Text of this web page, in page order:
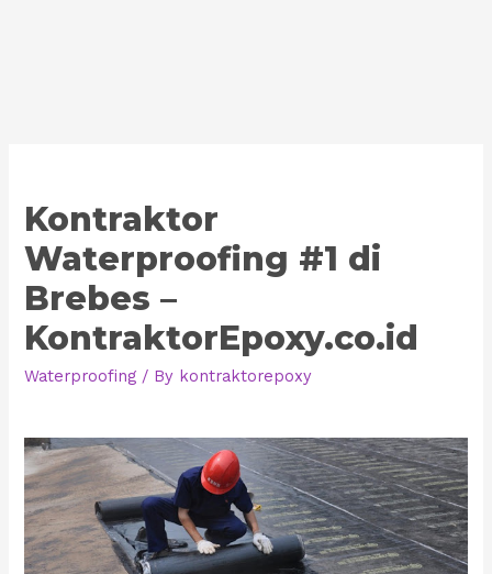
Kontraktor
Waterproofing #1 di
Brebes –
KontraktorEpoxy.co.id
Waterproofing / By kontraktorepoxy